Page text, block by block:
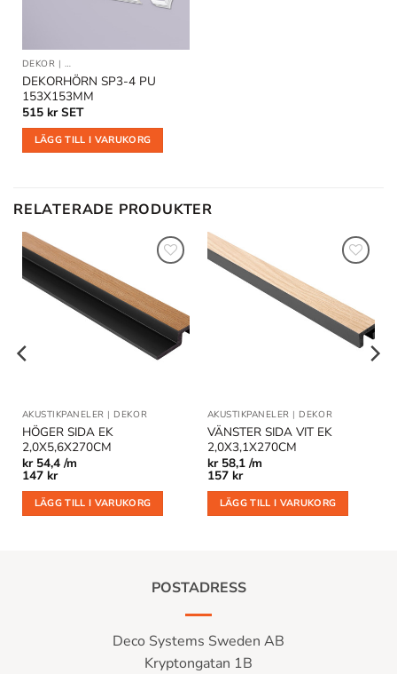
DEKOR | DEKORLIST OCH VÄGGLISTER
DEKORHÖRN SP3-4 PU
153X153MM
515 kr SET
LÄGG TILL I VARUKORG
RELATERADE PRODUKTER
Lägg till
i
önskelistan
AKUSTIKPANELER | DEKOR
HÖGER SIDA EK
2,0X5,6X270CM
kr54,4 /m
147 kr
LÄGG TILL I VARUKORG
Lägg till
i
önskelistan
AKUSTIKPANELER | DEKOR
VÄNSTER SIDA VIT EK
2,0X3,1X270CM
kr58,1 /m
157 kr
LÄGG TILL I VARUKORG
POSTADRESS
Deco Systems Sweden AB
Kryptongatan 1B